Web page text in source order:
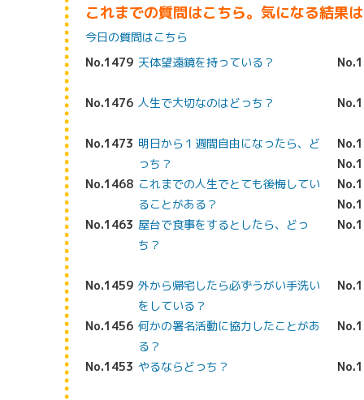
これまでの質問はこちら。気になる結果
今日の質問はこちら
No.1479 天体望遠鏡を持っている？
No.1476 人生で大切なのはどっち？
No.1473 明日から１週間自由になったら、ど
っち？
No.1468 これまでの人生でとても後悔してい
ることがある？
No.1463 屋台で食事をするとしたら、どっ
ち？
No.1459 外から帰宅したら必ずうがい手洗い
をしている？
No.1456 何かの署名活動に協力したことがあ
る？
No.1453 やるならどっち？